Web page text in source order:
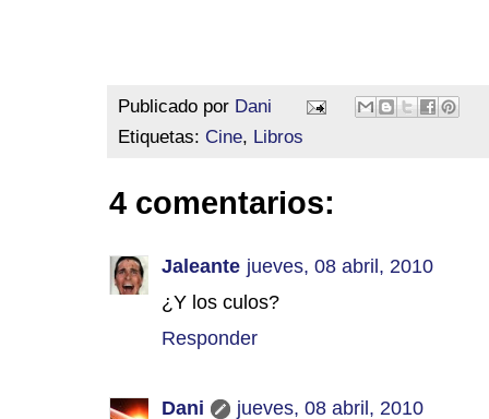
Publicado por Dani
Etiquetas: Cine, Libros
4 comentarios:
Jaleante jueves, 08 abril, 2010
¿Y los culos?
Responder
Dani
jueves, 08 abril, 2010